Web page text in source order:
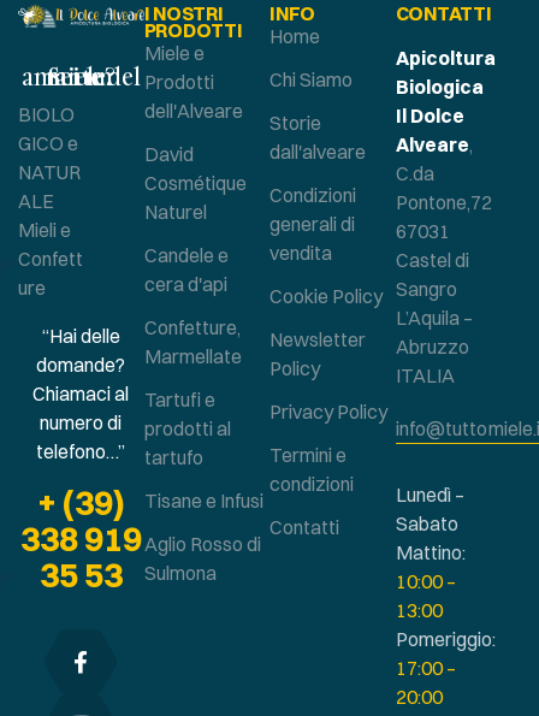
I NOSTRI
PRODOTTI
Miele e
Prodotti
dell'Alveare
David
Cosmétique
Naturel
Candele e
cera d'api
Confetture,
Marmellate
Tartufi e
prodotti al
tartufo
Tisane e Infusi
Aglio Rosso di
Sulmona
INFO
Home
Chi Siamo
Storie
dall'alveare
Condizioni
generali di
vendita
Cookie Policy
Newsletter
Policy
Privacy Policy
Termini e
condizioni
Contatti
Sei un amante del miele?
BIOLO
GICO e
NATUR
ALE
Mieli e
Confett
ure
“Hai delle
domande?
Chiamaci al
numero di
telefono…”
+ (39)
338 919
35 53
CONTATTI
Apicoltura
Biologica
Il Dolce
Alveare,
C.da
Pontone,72
67031
Castel di
Sangro
L’Aquila –
Abruzzo
ITALIA
Lunedì –
Sabato
Mattino:
10:00 –
13:00
Pomeriggio:
17:00 –
20:00